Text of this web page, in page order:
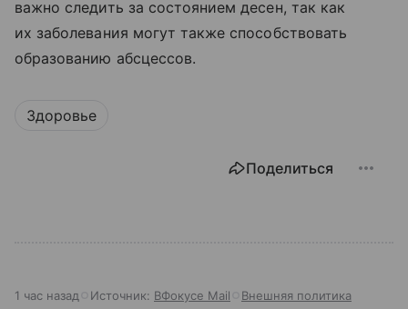
важно следить за состоянием десен, так как
их заболевания могут также способствовать
образованию абсцессов.
Здоровье
Поделиться
1 час назад Источник: ВФокусе Mail Внешняя политика